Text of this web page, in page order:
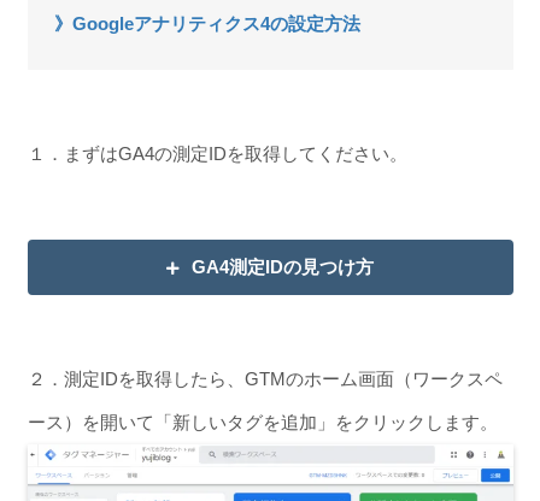
》Googleアナリティクス4の設定方法
１．まずはGA4の測定IDを取得してください。
GA4測定IDの見つけ方
２．測定IDを取得したら、GTMのホーム画面（ワークスペ
ース）を開いて「新しいタグを追加」をクリックします。